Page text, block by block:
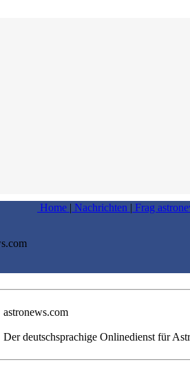
Home | Nachrichten | Frag
astronews.com
Der deutschsprachige Onlinedienst für